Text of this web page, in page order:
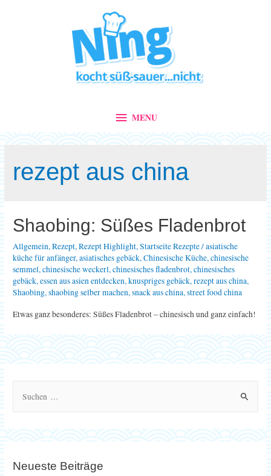
MENU
MENU
rezept aus china
Shaobing: Süßes Fladenbrot
Allgemein,Rezept,Rezept Highlight,Startseite Rezepte/asiatische
küche für anfänger,asiatisches gebäck,Chinesische Küche,chinesische
semmel,chinesische weckerl,chinesisches fladenbrot,chinesisches
gebäck,essen aus asien entdecken,knuspriges gebäck,rezept aus china,
Shaobing,shaobing selber machen,snack aus china,street food china
Etwas ganz besonderes: Süßes Fladenbrot – chinesisch und ganz einfach!
n
Neueste Beiträge